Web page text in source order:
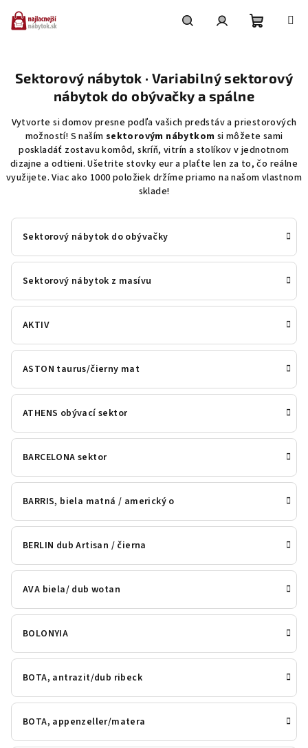
obsah
košík
Sektorový nábytok · Variabilný sektorový
nábytok do obývačky a spálne
Vytvorte si domov presne podľa vašich predstáv a priestorových
možností! S naším sektorovým nábytkom si môžete sami
poskladáť zostavu komôd, skríň, vitrín a stolíkov v jednotnom
dizajne a odtieni. Ušetrite stovky eur a plaťte len za to, čo reálne
využijete. Viac ako 1000 položiek držíme priamo na našom vlastnom
sklade!
Sektorový nábytok do obývačky
Sektorový nábytok z masívu
AKTIV
ASTON taurus/čierny mat
ATHENS obývací sektor
BARCELONA sektor
BARRIS, biela matná / americký o
BERLIN dub Artisan / čierna
AVA biela/ dub wotan
BOLONYIA
BOTA, antrazit/dub ribeck
BOTA, appenzeller/matera